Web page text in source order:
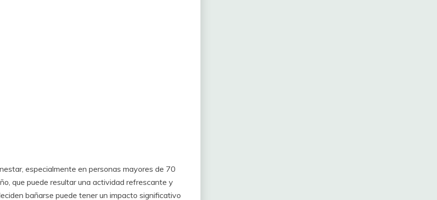
especialmente en personas mayores de 70
que puede resultar una actividad refrescante y
bañarse puede tener un impacto significativo